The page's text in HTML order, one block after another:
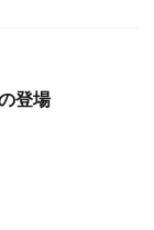
登場